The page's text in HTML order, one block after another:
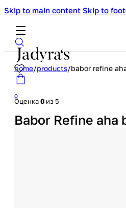
Skip to main content Skip to
0
home/products/babor refine
Оценка0 из 5
Babor Refine aha